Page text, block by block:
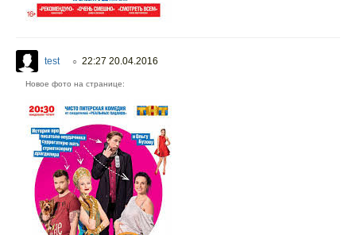
test ○ 22:27 20.04.2016
Новое фото на странице: